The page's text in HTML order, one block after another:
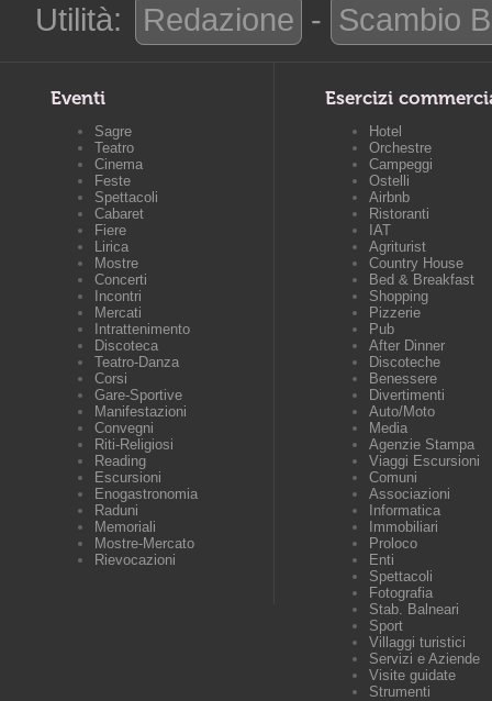
Utilità:
Redazione - Scambio
Eventi
Sagre
Teatro
Cinema
Feste
Spettacoli
Cabaret
Fiere
Lirica
Mostre
Concerti
Incontri
Mercati
Intrattenimento
Discoteca
Teatro-Danza
Corsi
Gare-Sportive
Manifestazioni
Convegni
Riti-Religiosi
Reading
Escursioni
Enogastronomia
Raduni
Memoriali
Mostre-Mercato
Rievocazioni
Esercizi
Hotel
Orchestre
Campeggi
Ostelli
Airbnb
Ristoranti
IAT
Agriturist
Country House
Bed & Breakfast
Shopping
Pizzerie
Pub
After Dinner
Discoteche
Benessere
Divertimenti
Auto/Moto
Media
Agenzie Stampa
Viaggi Escursioni
Comuni
Associazioni
Informatica
Immobiliari
Proloco
Enti
Spettacoli
Fotografia
Stab. Balneari
Sport
Villaggi turistici
Servizi e Aziende
Visite guidate
Strumenti